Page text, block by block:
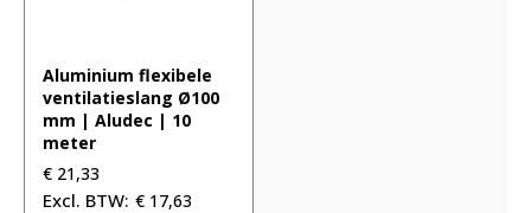
Aluminium flexibele
ventilatieslang Ø100
mm | Aludec | 10
meter
€ 21,33
€ 17,63